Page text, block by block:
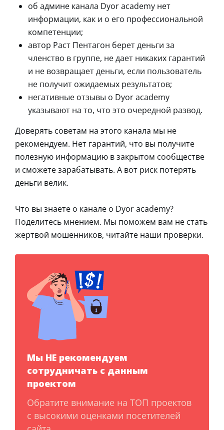
об админе канала Dyor academy нет
информации, как и о его профессиональной
компетенции;
автор Раст Пентагон берет деньги за
членство в группе, не дает никаких гарантий
и не возвращает деньги, если пользователь
не получит ожидаемых результатов;
негативные отзывы о Dyor academy
указывают на то, что это очередной развод.
Доверять советам на этого канала мы не
рекомендуем. Нет гарантий, что вы получите
полезную информацию в закрытом сообществе
и сможете зарабатывать. А вот риск потерять
деньги велик.
Что вы знаете о канале о Dyor academy?
Поделитесь мнением. Мы поможем вам не стать
жертвой мошенников, читайте наши проверки.
Мы НЕ рекомендуем
сотрудничать с данным
проектом
Обратите внимание на ТОП проектов
с высокими оценками посетителей